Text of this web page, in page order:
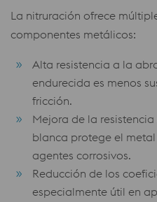
La nitruración ofrece
componentes metálicos:
Alta resistencia a la
endurecida es menos
fricción.
Mejora de la
blanca protege el
agentes corrosivos.
Reducción de los
especialmente útil en